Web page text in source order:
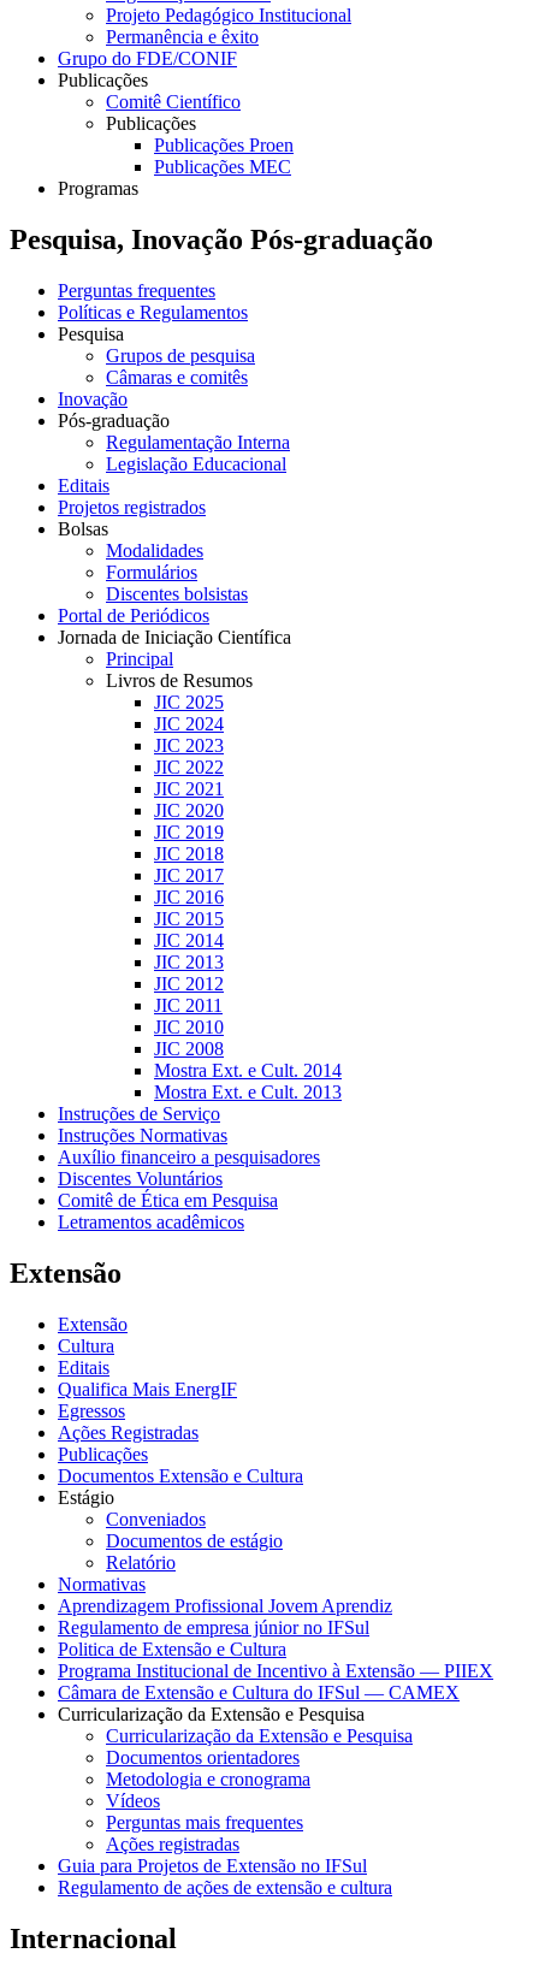
Projeto Pedagógico Institucional
Permanência e êxito
Grupo do FDE/CONIF
Publicações
Comitê Científico
Publicações
Publicações Proen
Publicações MEC
Programas
Pesquisa, Inovação Pós-graduação
Perguntas frequentes
Políticas e Regulamentos
Pesquisa
Grupos de pesquisa
Câmaras e comitês
Inovação
Pós-graduação
Regulamentação Interna
Legislação Educacional
Editais
Projetos registrados
Bolsas
Modalidades
Formulários
Discentes bolsistas
Portal de Periódicos
Jornada de Iniciação Científica
Principal
Livros de Resumos
JIC 2025
JIC 2024
JIC 2023
JIC 2022
JIC 2021
JIC 2020
JIC 2019
JIC 2018
JIC 2017
JIC 2016
JIC 2015
JIC 2014
JIC 2013
JIC 2012
JIC 2011
JIC 2010
JIC 2008
Mostra Ext. e Cult. 2014
Mostra Ext. e Cult. 2013
Instruções de Serviço
Instruções Normativas
Auxílio financeiro a pesquisadores
Discentes Voluntários
Comitê de Ética em Pesquisa
Letramentos acadêmicos
Extensão
Extensão
Cultura
Editais
Qualifica Mais EnergIF
Egressos
Ações Registradas
Publicações
Documentos Extensão e Cultura
Estágio
Conveniados
Documentos de estágio
Relatório
Normativas
Aprendizagem Profissional Jovem Aprendiz
Regulamento de empresa júnior no IFSul
Politica de Extensão e Cultura
Programa Institucional de Incentivo à Extensão — PIIEX
Câmara de Extensão e Cultura do IFSul — CAMEX
Curricularização da Extensão e Pesquisa
Curricularização da Extensão e Pesquisa
Documentos orientadores
Metodologia e cronograma
Vídeos
Perguntas mais frequentes
Ações registradas
Guia para Projetos de Extensão no IFSul
Regulamento de ações de extensão e cultura
Internacional